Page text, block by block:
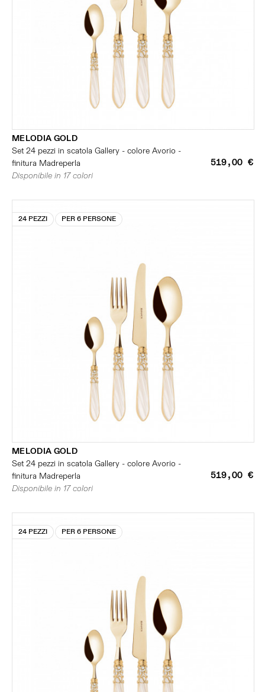
MELODIA GOLD
Set 24 pezzi in scatola Gallery - colore Avorio -
finitura Madreperla
519,00 €
Disponibile in 17 colori
24 PEZZI PER 6 PERSONE
MELODIA GOLD
Set 24 pezzi in scatola Gallery - colore Avorio -
finitura Madreperla
519,00 €
Disponibile in 17 colori
24 PEZZI PER 6 PERSONE